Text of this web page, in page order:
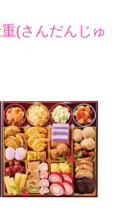
(さんだんじゅ